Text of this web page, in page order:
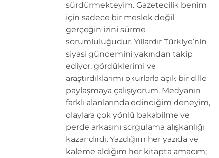
sürdürmekteyim. Gazetecilik benim
için sadece bir meslek değil,
gerçeğin izini sürme
sorumluluğudur. Yıllardır Türkiye’nin
siyasi gündemini yakından takip
ediyor, gördüklerimi ve
araştırdıklarımı okurlarla açık bir dille
paylaşmaya çalışıyorum. Medyanın
farklı alanlarında edindiğim deneyim,
olaylara çok yönlü bakabilme ve
perde arkasını sorgulama alışkanlığı
kazandırdı. Yazdığım her yazıda ve
kaleme aldığım her kitapta amacım;